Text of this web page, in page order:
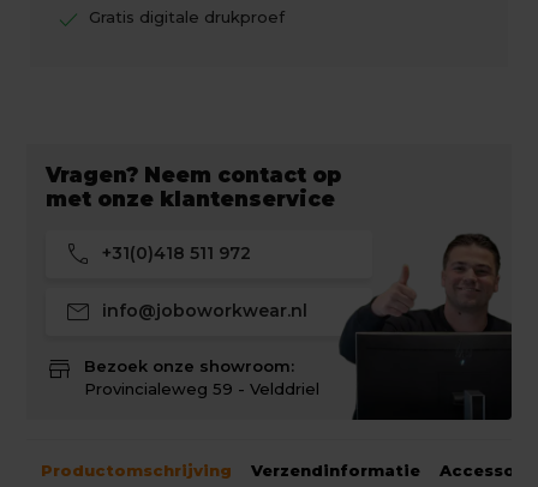
check Gratis digitale drukproef
Vragen? Neem contact op
met onze klantenservice
call +31(0)418 511 972
mail info@joboworkwear.nl
store
Bezoek onze showroom:
Provincialeweg 59 - Velddriel
Productomschrijving Verzendinformatie